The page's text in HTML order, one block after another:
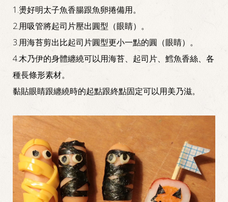
1.燙好明太子魚香腸跟魚卵捲備用。
2.用吸管將起司片壓出圓型（眼睛）。
3.用海苔剪出比起司片圓型更小一點的圓（眼睛）。
4.木乃伊的身體纏繞可以用海苔、起司片、鱈魚香絲、各
種長條形素材。
黏貼眼睛跟纏繞時的起點跟終點固定可以用美乃滋。